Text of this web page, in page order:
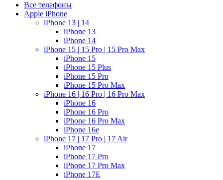
Все телефоны
Apple iPhone
iPhone 13 | 14
iPhone 13
iPhone 14
iPhone 15 | 15 Pro | 15 Pro Max
iPhone 15
iPhone 15 Plus
iPhone 15 Pro
iPhone 15 Pro Max
iPhone 16 | 16 Pro | 16 Pro Max
iPhone 16
iPhone 16 Pro
iPhone 16 Pro Max
iPhone 16e
iPhone 17 | 17 Pro | 17 Air
iPhone 17
iPhone 17 Pro
iPhone 17 Pro Max
iPhone 17E